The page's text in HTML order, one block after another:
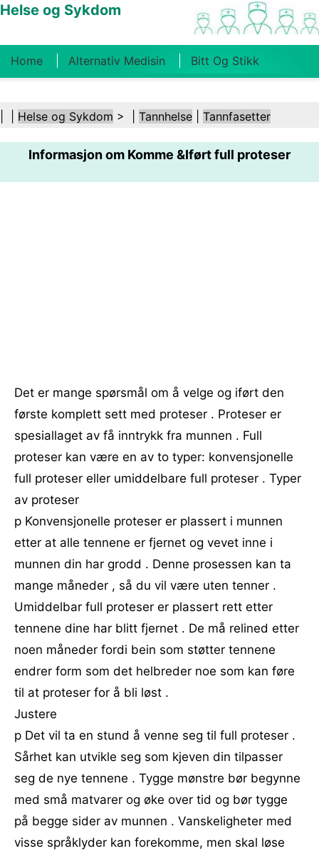
Helse og Sykdom
Home Alternativ Medisin Bitt Og Stikk
Kosthold Og Ernæring Familiehelse
Helsebransjen Psykisk Helse Folkehelse Og
Sikkerhet Kirurgi Og Prosedyrer Helse
Helse og Sykdom > | Tannhelse Tannfasetter
Informasjon om Komme &Iført full proteser
Det er mange spørsmål om å velge og iført den
første komplett sett med proteser . Proteser er
spesiallaget av få inntrykk fra munnen . Full
proteser kan være en av to typer: konvensjonelle
full proteser eller umiddelbare full proteser . Typer
av proteser
p Konvensjonelle proteser er plassert i munnen
etter at alle tennene er fjernet og vevet inne i
munnen din har grodd . Denne prosessen kan ta
mange måneder , så du vil være uten tenner .
Umiddelbar full proteser er plassert rett etter
tennene dine har blitt fjernet . De må relined etter
noen måneder fordi bein som støtter tennene
endrer form som det helbreder noe som kan føre
til at proteser for å bli løst .
Justere
p Det vil ta en stund å venne seg til full proteser .
Sårhet kan utvikle seg som kjeven din tilpasser
seg de nye tennene . Tygge mønstre bør begynne
med små matvarer og øke over tid og bør tygge
på begge sider av munnen . Vanskeligheter med
visse språklyder kan forekomme, men skal løse